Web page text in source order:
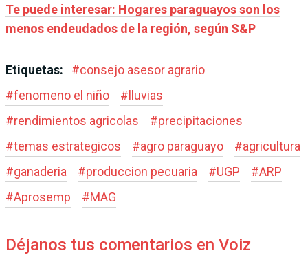
Te puede interesar: Hogares paraguayos son los
menos endeudados de la región, según S&P
Etiquetas: #consejo asesor agrario
#fenomeno el niño # lluvias
#rendimientos agricolas #precipitaciones
#temas estrategicos #agro paraguayo #agricultura
#ganaderia #produccion pecuaria #UGP #ARP
#Aprosemp #MAG
Déjanos tus comentarios en Voiz